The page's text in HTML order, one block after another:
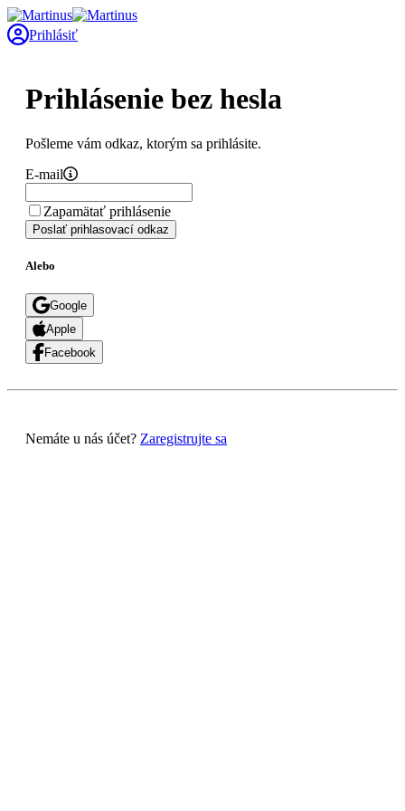
Prihlásiť
Prihlásenie bez hesla
Pošleme vám odkaz, ktorým sa prihlásite.
E-mail
Zapamätať prihlásenie
Poslať prihlasovací odkaz
Alebo
Google
Apple
Facebook
Nemáte u nás účet? Zaregistrujte sa